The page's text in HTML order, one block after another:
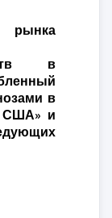
рынка
в
в
США» и